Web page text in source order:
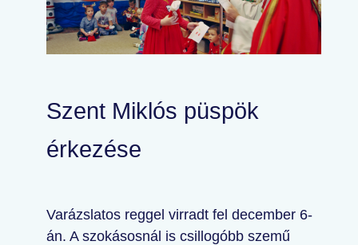
Szent Miklós püspök
érkezése
Varázslatos reggel virradt fel december 6-
án. A szokásosnál is csillogóbb szemű